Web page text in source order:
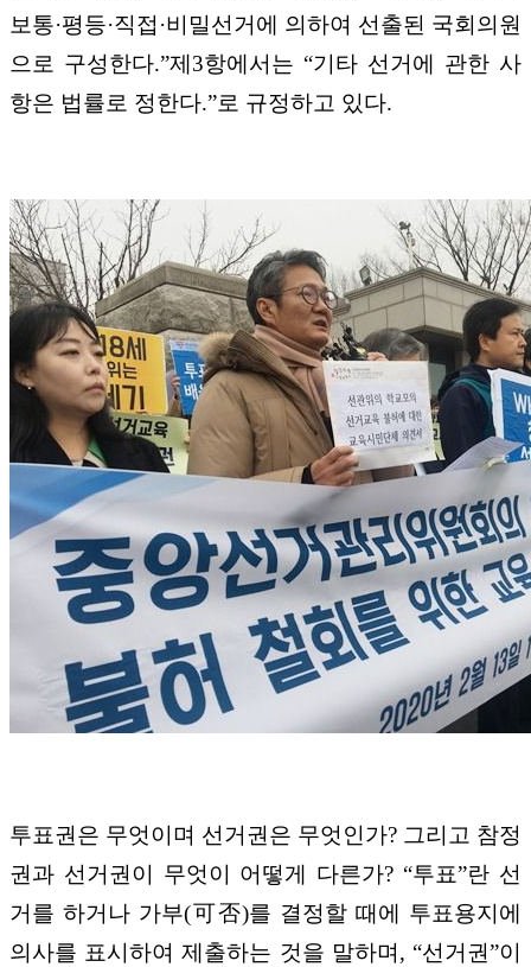
보통·평등·직접·비밀선거에 의하여 선출된 국회의원
으로 구성한다.”제3항에서는 “기타 선거에 관한 사
항은 법률로 정한다.”로 규정하고 있다.
투표권은 무엇이며 선거권은 무엇인가? 그리고 참정
권과 선거권이 무엇이 어떻게 다른가? “투표”란 선
거를 하거나 가부(可否)를 결정할 때에 투표용지에
의사를 표시하여 제출하는 것을 말하며, “선거권”이